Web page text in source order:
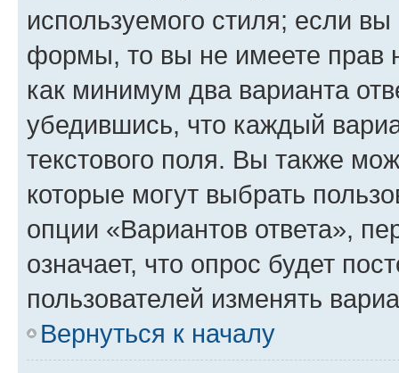
используемого стиля; если
формы, то вы не имеете прав
как минимум два варианта
убедившись, что каждый
текстового поля. Вы также
которые могут выбрать
опции «Вариантов ответа»,
означает, что опрос будет
пользователей изменять
Вернуться к началу